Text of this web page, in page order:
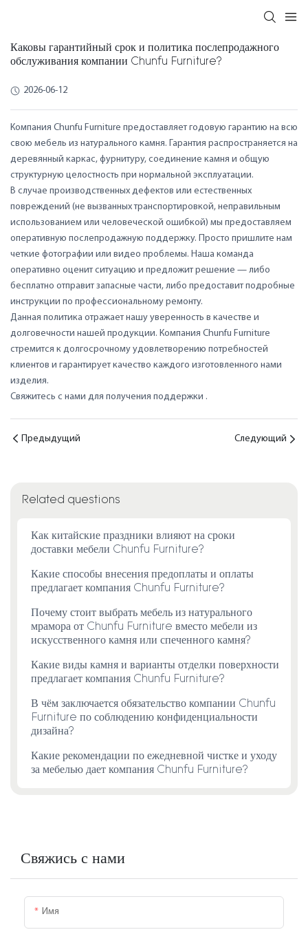
Каковы гарантийный срок и политика послепродажного
обслуживания компании Chunfu Furniture?
2026-06-12
Компания Chunfu Furniture предоставляет годовую гарантию на всю
свою мебель из натурального камня. Гарантия распространяется на
деревянный каркас, фурнитуру, соединение камня и общую
структурную целостность при нормальной эксплуатации.
В случае производственных дефектов или естественных
повреждений (не вызванных транспортировкой, неправильным
использованием или человеческой ошибкой) мы предоставляем
оперативную послепродажную поддержку. Просто пришлите нам
четкие фотографии или видео проблемы. Наша команда
оперативно оценит ситуацию и предложит решение — либо
бесплатно отправит запасные части, либо предоставит подробные
инструкции по профессиональному ремонту.
Данная политика отражает нашу уверенность в качестве и
долговечности нашей продукции. Компания Chunfu Furniture
стремится к долгосрочному удовлетворению потребностей
клиентов и гарантирует качество каждого изготовленного нами
изделия.
Свяжитесь с нами для получения поддержки .
Предыдущий Следующий
Related questions
Как китайские праздники влияют на сроки
доставки мебели Chunfu Furniture?
Какие способы внесения предоплаты и оплаты
предлагает компания Chunfu Furniture?
Почему стоит выбрать мебель из натурального
мрамора от Chunfu Furniture вместо мебели из
искусственного камня или спеченного камня?
Какие виды камня и варианты отделки поверхности
предлагает компания Chunfu Furniture?
В чём заключается обязательство компании Chunfu
Furniture по соблюдению конфиденциальности
дизайна?
Какие рекомендации по ежедневной чистке и уходу
за мебелью дает компания Chunfu Furniture?
Свяжись с нами
Имя